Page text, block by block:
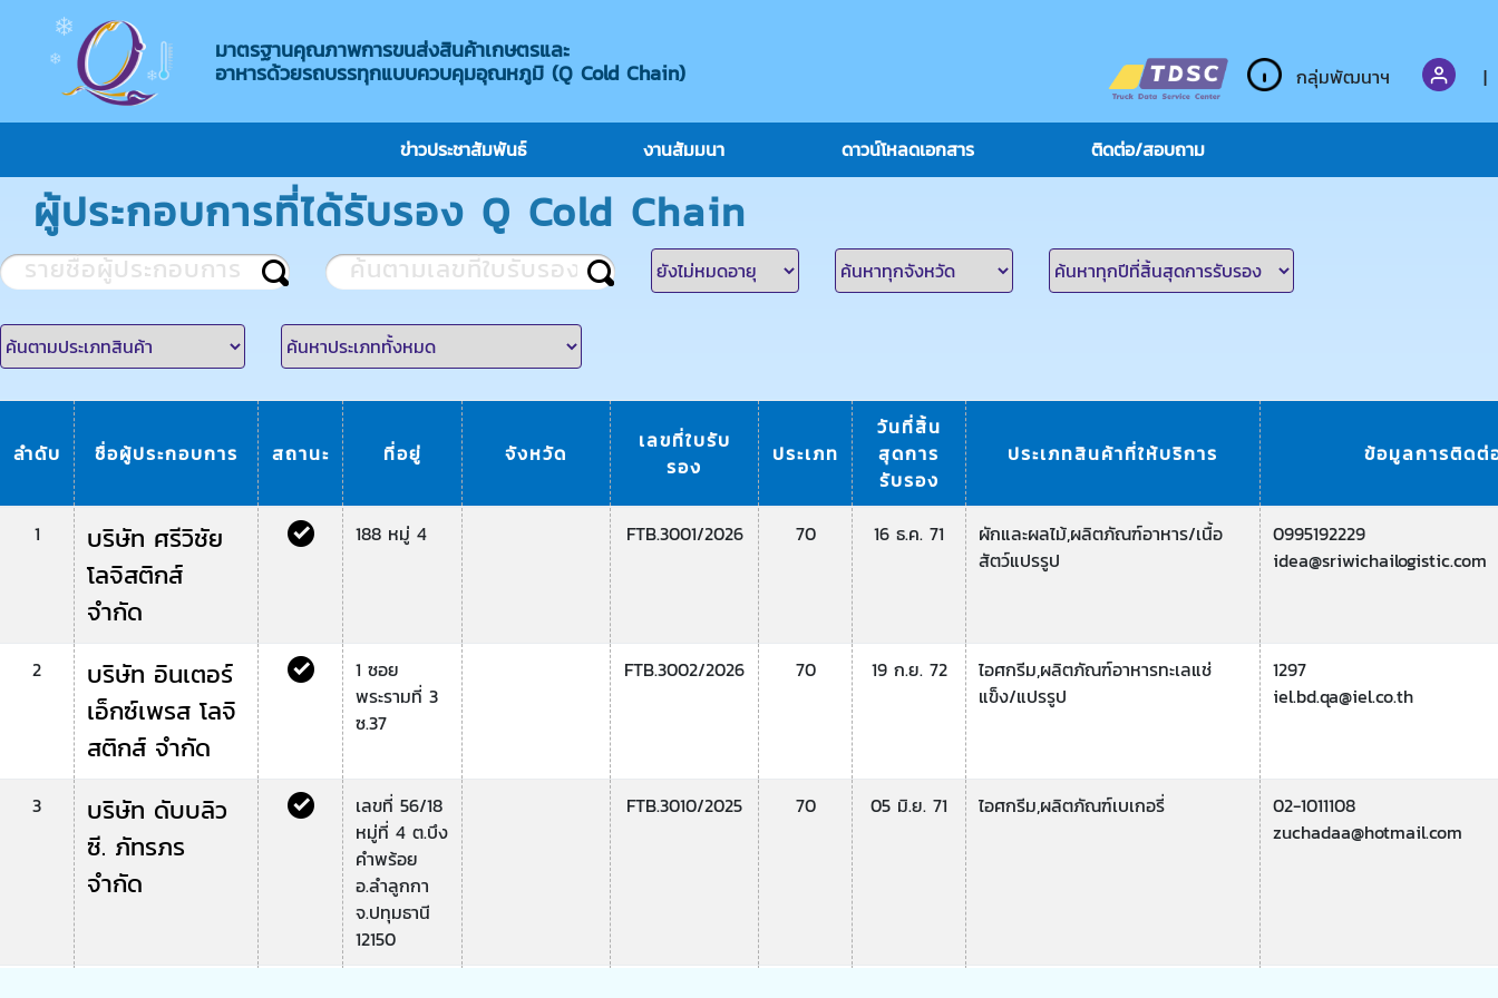
มาตรฐานคุณภาพการขนส่งสินค้าเกษตรและ
อาหารด้วยรถบรรทุกแบบ​ควบคุมอุณหภูมิ (Q Cold Chain) กลุ่มพัฒนาฯ |
ข่าวประชาสัมพันธ์ งานสัมมนา ดาวน์โหลดเอกสาร ติดต่อ/สอบถาม
ผู้ประกอบการที่ได้รับรอง Q Cold Chain
ลำดับ ชื่อผู้ประกอบการ สถานะ ที่อยู่ จังหวัด
เลขที่ใบรับ
รอง
ประเภท
วันที่สิ้น
สุดการ
รับรอง
ประเภทสินค้าที่ให้บริการ ข้อมูลการติดต่
1
บริษัท ศรีวิชัย
โลจิสติกส์
จำกัด
188 หมู่ 4 FTB.3001/2026 70 16 ธ.ค. 71
ผักและผลไม้,ผลิตภัณฑ์อาหาร/เนื้อ
สัตว์แปรรูป
0995192229
idea@sriwichailogistic.com
2
บริษัท อินเตอร์
เอ็กซ์เพรส โลจิ
สติกส์ จำกัด
1 ซอย
พระรามที่ 3
ซ.37
FTB.3002/2026 70 19 ก.ย. 72
ไอศกรีม,ผลิตภัณฑ์อาหารทะเลแช่
แข็ง/แปรรูป
1297
iel.bd.qa@iel.co.th
3
บริษัท ดับบลิว
ซี. ภัทรภร
จำกัด
เลขที่ 56/18
หมู่ที่ 4 ต.บึง
คำพร้อย
อ.ลำลูกกา
จ.ปทุมธานี
12150
FTB.3010/2025 70 05 มิ.ย. 71 ไอศกรีม,ผลิตภัณฑ์เบเกอรี่
02-1011108
zuchadaa@hotmail.com